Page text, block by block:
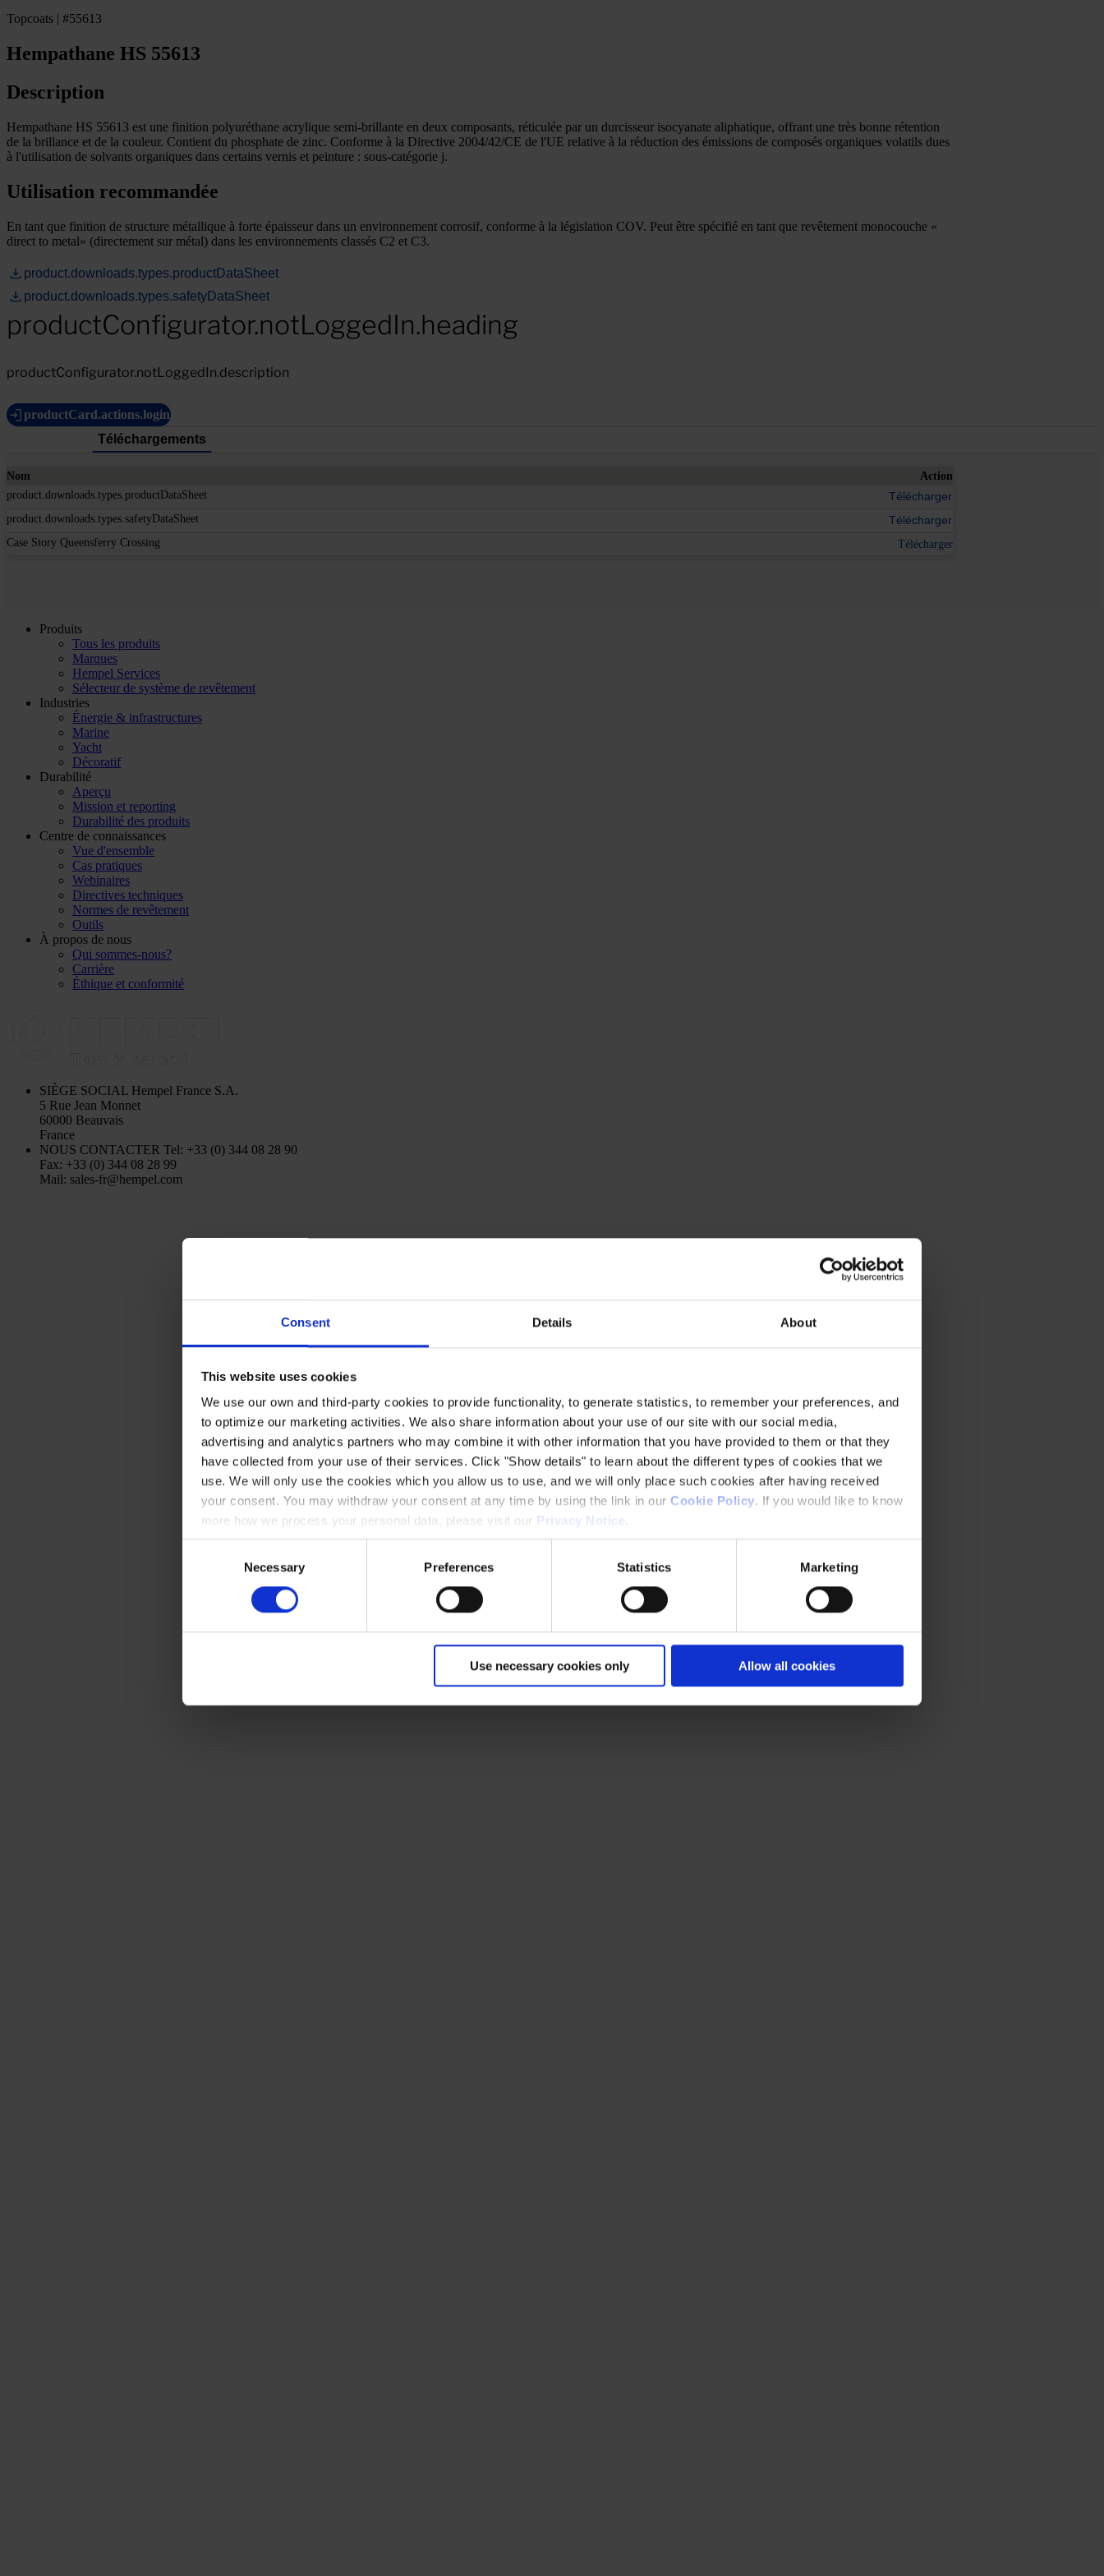
Consent Details About
This website uses cookies
We use our own and third-party cookies to provide functionality, to generate statistics, to remember your preferences, and
to optimize our marketing activities. We also share information about your use of our site with our social media,
advertising and analytics partners who may combine it with other information that you have provided to them or that they
have collected from your use of their services. Click "Show details" to learn about the different types of cookies that we
use. We will only use the cookies which you allow us to use, and we will only place such cookies after having received
your consent. You may withdraw your consent at any time by using the link in our Cookie Policy. If you would like to know
more how we process your personal data, please visit our Privacy Notice
Necessary Preferences Statistics Marketing
Use necessary cookies only Allow all cookies
Topcoats | #55613
Hempathane HS 55613
Description
Hempathane HS 55613 est une finition polyuréthane acrylique semi-brillante en deux composants, réticulée par un durcisseur isocyanate aliphatique, offrant une très bonne rétention
de la brillance et de la couleur. Contient du phosphate de zinc. Conforme à la Directive 2004/42/CE de l'UE relative à la réduction des émissions de composés organiques volatils dues
à l'utilisation de solvants organiques dans certains vernis et peinture : sous-catégorie j.
Utilisation recommandée
En tant que finition de structure métallique à forte épaisseur dans un environnement corrosif, conforme à la législation COV. Peut être spécifié en tant que revêtement monocouche «
direct to metal» (directement sur métal) dans les environnements classés C2 et C3.
product.downloads.types.productDataSheet
product.downloads.types.safetyDataSheet
productConfigurator.notLoggedIn.heading
productConfigurator.notLoggedIn.description
productCard.actions.login
Téléchargements
Nom
Action
product.downloads.types.productDataSheet
Télécharger
product.downloads.types.safetyDataSheet Télécharger
Case Story Queensferry Crossing Télécharger
Produits
Tous les produits
Marques
Hempel Services
Sélecteur de système de revêtement
Industries
Énergie & infrastructures
Marine
Yacht
Décoratif
Durabilité
Aperçu
Mission et reporting
Durabilité des produits
Centre de connaissances
Vue d'ensemble
Cas pratiques
Webinaires
Directives techniques
Normes de revêtement
Outils
À propos de nous
Qui sommes-nous?
Carrière
Éthique et conformité
SIÈGE SOCIAL Hempel France S.A.
5 Rue Jean Monnet
60000 Beauvais
France
NOUS CONTACTER Tel: +33 (0) 344 08 28 90
Fax: +33 (0) 344 08 28 99
Mail: sales-fr@hempel.com